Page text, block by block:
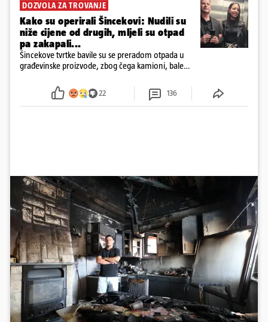
DOZVOLA ZA TROVANJE
Kako su operirali Šincekovi: Nudili su
niže cijene od drugih, mljeli su otpad
pa zakapali...
Šincekove tvrtke bavile su se preradom otpada u
građevinske proizvode, zbog čega kamioni, bale
22 136